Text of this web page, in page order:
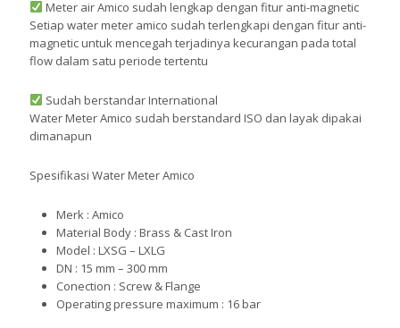
Meter air Amico sudah lengkap dengan fitur anti-magnetic
Setiap water meter amico sudah terlengkapi dengan fitur anti-
magnetic untuk mencegah terjadinya kecurangan pada total
flow dalam satu periode tertentu
Sudah berstandar International
Water Meter Amico sudah berstandard ISO dan layak dipakai
dimanapun
Spesifikasi Water Meter Amico
Merk : Amico
Material Body : Brass & Cast Iron
Model : LXSG – LXLG
DN : 15 mm – 300 mm
Conection : Screw & Flange
Operating pressure maximum : 16 bar